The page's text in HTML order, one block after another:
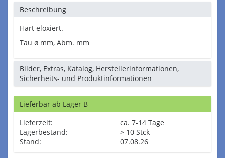
Beschreibung
Hart eloxiert.
Tau ø mm, Abm. mm
Bilder, Extras, Katalog, Herstellerinformationen,
Sicherheits- und Produktinformationen
Lieferbar ab Lager B
Lieferzeit:
ca. 7-14 Tage
Lagerbestand:
> 10 Stck
Stand:
07.08.26